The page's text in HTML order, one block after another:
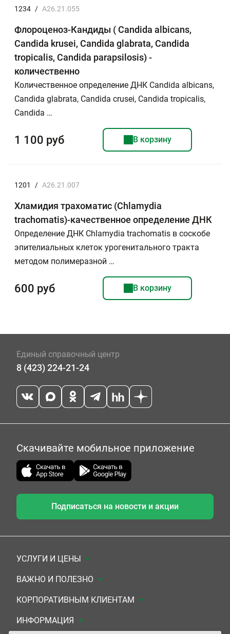
1234 / A26.21.055
Флороценоз-Кандиды ( Candida аlbicans,
Candida krusei, Candida glabrata, Candida
tropicalis, Candida parapsilosis) -
количественно
Количественное определение ДНК Candida albicans,
Candida glabrata, Candida сrusei, Candida tropicalis,
Candida …
1 100 руб В корзину
1201 / A26.21.007
Хламидия трахоматис (Chlamydia
trachomatis)-качественное определение ДНК
Определение ДНК Chlamydia trachomatis в соскобе
эпителиальных клеток урогенитального тракта
методом полимеразной …
600 руб В корзину
Единый справочный центр
8 (423) 224-21-24
Скачивайте мобильное приложение
Подписаться на новости и акции
УСЛУГИ И ЦЕНЫ
Анализы
Комплексы
УЗИ
ВАЖНО И ПОЛЕЗНО
Документы для заключения договора
Система скидок
КОРПОРАТИВНЫМ КЛИЕНТАМ
Медицинским организациям
ИНФОРМАЦИЯ